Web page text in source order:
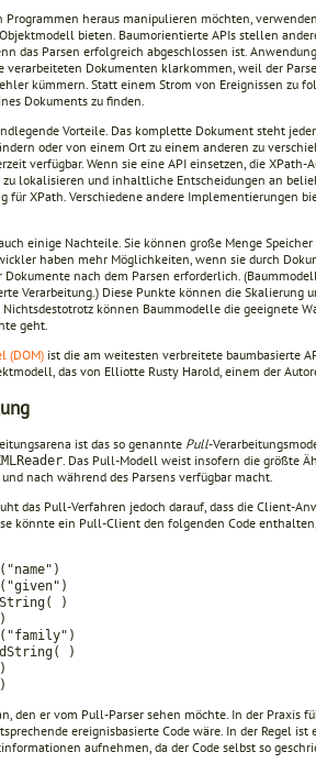
Programmen heraus manipulieren möchten,
bieten. Baumorientierte APIs stellen
das Parsen erfolgreich abgeschlossen ist.
Dokumenten klarkommen, weil der
kümmern. Statt einem Strom von Ereignissen zu
Dokuments zu finden.
Vorteile. Das komplette Dokument steht
oder von einem Ort zu einem anderen zu
verfügbar. Wenn sie eine API einsetzen, die
lokalisieren und inhaltliche Entscheidungen an
XPath. Verschiedene andere Implementierungen
einige Nachteile. Sie können große Menge
haben mehr Möglichkeiten, wenn sie durch
Dokumente nach dem Parsen erforderlich.
Verarbeitung.) Diese Punkte können die Skalierung
können Baummodelle die geeignete
geht.
(DOM) ist die am weitesten verbreitete baumbasierte
das von Elliotte Rusty Harold, einem der
ist das so genannte Pull-
. Das Pull-Modell weist insofern die größte
nach während des Parsens verfügbar macht.
das Pull-Verfahren jedoch darauf, dass die Client-
könnte ein Pull-Client den folgenden Code
)
)
den er vom Pull-Parser sehen möchte. In der Praxis
ereignisbasierte Code wäre. In der Regel
aufnehmen, da der Code selbst so